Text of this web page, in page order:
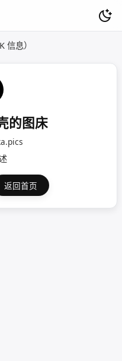
信息）
的图床
返回首页